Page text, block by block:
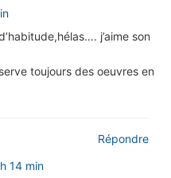
j’aime son
toujours des oeuvres en
14 min
Répondre